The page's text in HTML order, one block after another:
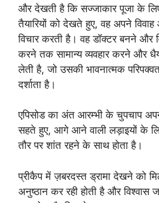
और देखती है कि सज्जाकार पूजा के
तैयारियों को देखते हुए, वह अपने विवाह
विचार करती है। वह डॉक्टर बनने और
करने तक सामान्य व्यवहार करने और
लेती है, जो उसकी भावनात्मक
दर्शाता है।
एपिसोड का अंत आरम्भी के चुपचाप
सहते हुए, आगे आने वाली लड़ाइयों के
तौर पर शांत रहने के साथ होता है।
प्रीकैप में ज़बरदस्त ड्रामा देखने को
अनुष्ठान कर रही होती है और